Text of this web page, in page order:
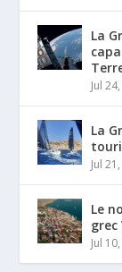
La
Jul
La
Jul
Le
grec
Jul